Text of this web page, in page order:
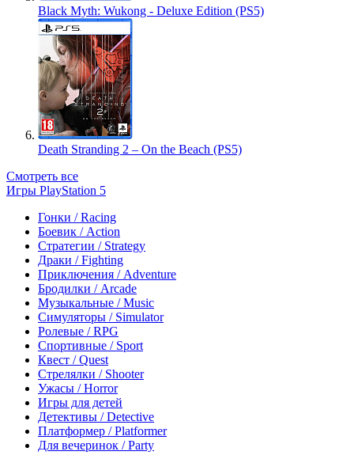
Black Myth: Wukong - Deluxe Edition (PS5)
Death Stranding 2 – On the Beach (PS5)
Смотреть все
Игры PlayStation 5
Гонки / Racing
Боевик / Action
Стратегии / Strategy
Драки / Fighting
Приключения / Adventure
Бродилки / Arcade
Музыкальные / Music
Симуляторы / Simulator
Ролевые / RPG
Спортивные / Sport
Квест / Quest
Стрелялки / Shooter
Ужасы / Horror
Игры для детей
Детективы / Detective
Платформер / Platformer
Для вечеринок / Party